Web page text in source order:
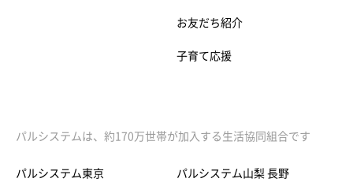
お友だち紹介
子育て応援
パルシステムは、約170万世帯が加入する生活協同組合です
パルシステム東京 パルシステム山梨 長野